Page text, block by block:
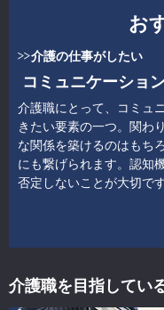
お
介護の仕事がしたい
コミュニケーショ
介護職にとって、コミュ
きたい要素の一つ。関わ
な関係を築けるのはもち
にも繋げられます。認知
否定しないことが大切です
介護職を目指してい